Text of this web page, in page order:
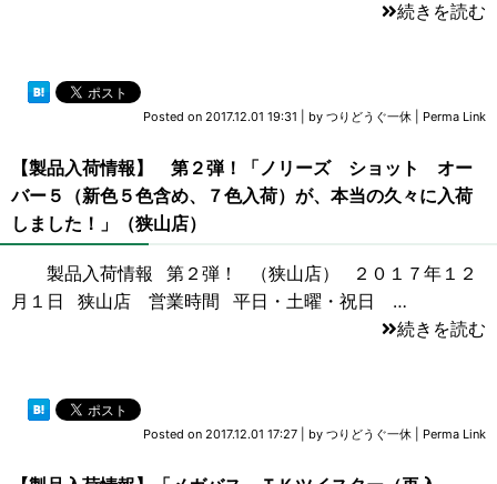
続きを読む
Posted on 2017.12.01 19:31 by つりどうぐ一休 Perma Link
【製品入荷情報】 第２弾！「ノリーズ ショット オー
バー５（新色５色含め、７色入荷）が、本当の久々に入荷
しました！」（狭山店）
製品入荷情報 第２弾！ （狭山店） ２０１７年１２
月１日 狭山店 営業時間 平日・土曜・祝日 …
続きを読む
Posted on 2017.12.01 17:27 by つりどうぐ一休 Perma Link